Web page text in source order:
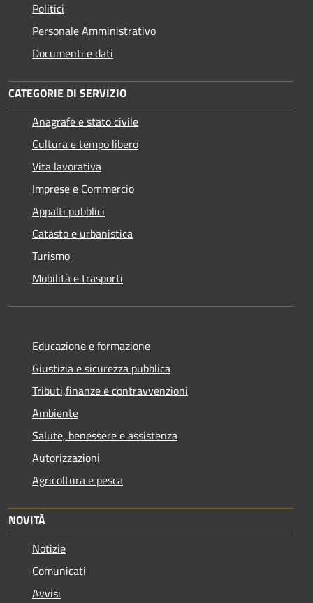
Politici
Personale Amministrativo
Documenti e dati
CATEGORIE DI SERVIZIO
Anagrafe e stato civile
Cultura e tempo libero
Vita lavorativa
Imprese e Commercio
Appalti pubblici
Catasto e urbanistica
Turismo
Mobilità e trasporti
Educazione e formazione
Giustizia e sicurezza pubblica
Tributi,finanze e contravvenzioni
Ambiente
Salute, benessere e assistenza
Autorizzazioni
Agricoltura e pesca
NOVITÀ
Notizie
Comunicati
Avvisi